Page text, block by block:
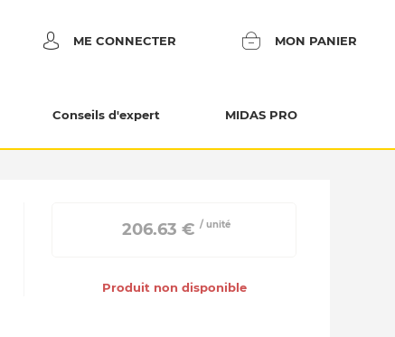
ME CONNECTER MON PANIER
Conseils d'expert MIDAS PRO
206.63 € / unité
Produit non disponible